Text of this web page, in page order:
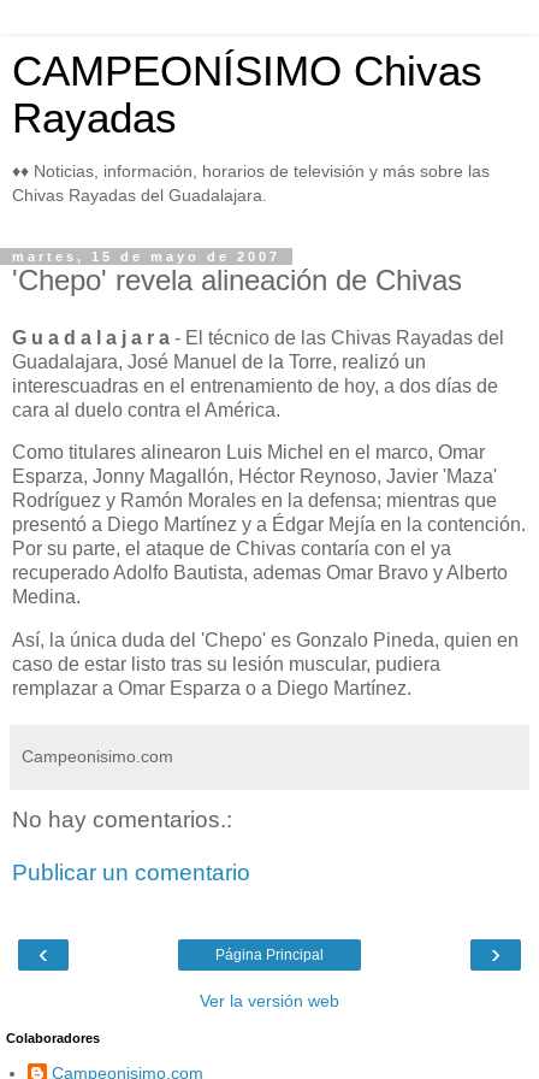
CAMPEONÍSIMO Chivas
Rayadas
♦♦ Noticias, información, horarios de televisión y más sobre las
Chivas Rayadas del Guadalajara.
martes, 15 de mayo de 2007
'Chepo' revela alineación de Chivas
G u a d a l a j a r a - El técnico de las Chivas Rayadas del
Guadalajara, José Manuel de la Torre, realizó un
interescuadras en el entrenamiento de hoy, a dos días de
cara al duelo contra el América.
Como titulares alinearon Luis Michel en el marco, Omar
Esparza, Jonny Magallón, Héctor Reynoso, Javier 'Maza'
Rodríguez y Ramón Morales en la defensa; mientras que
presentó a Diego Martínez y a Édgar Mejía en la contención.
Por su parte, el ataque de Chivas contaría con el ya
recuperado Adolfo Bautista, ademas Omar Bravo y Alberto
Medina.
Así, la única duda del 'Chepo' es Gonzalo Pineda, quien en
caso de estar listo tras su lesión muscular, pudiera
remplazar a Omar Esparza o a Diego Martínez.
Campeonisimo.com
No hay comentarios.:
Publicar un comentario
‹ ›
Página Principal
Ver la versión web
Colaboradores
Campeonisimo.com